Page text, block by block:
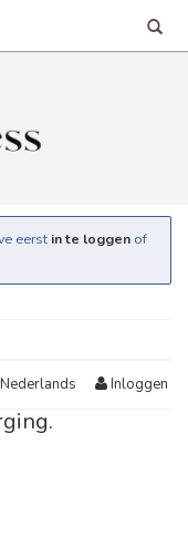
eerst in te loggen of
Nederlands Inloggen